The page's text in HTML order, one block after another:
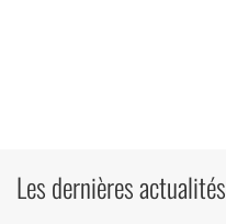
Les dernières actualités